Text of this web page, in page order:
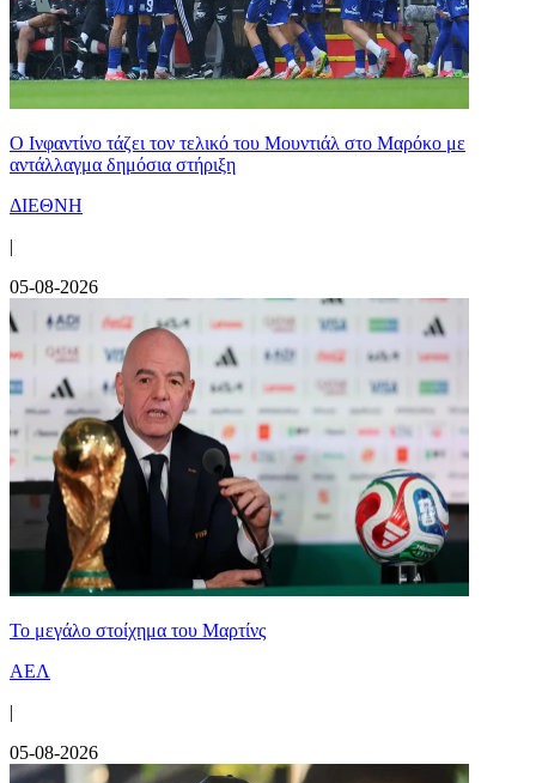
Ο Ινφαντίνο τάζει τον τελικό του Μουντιάλ στο Μαρόκο με
αντάλλαγμα δημόσια στήριξη
ΔΙΕΘΝΗ
|
05-08-2026
Το μεγάλο στοίχημα του Μαρτίνς
ΑΕΛ
|
05-08-2026